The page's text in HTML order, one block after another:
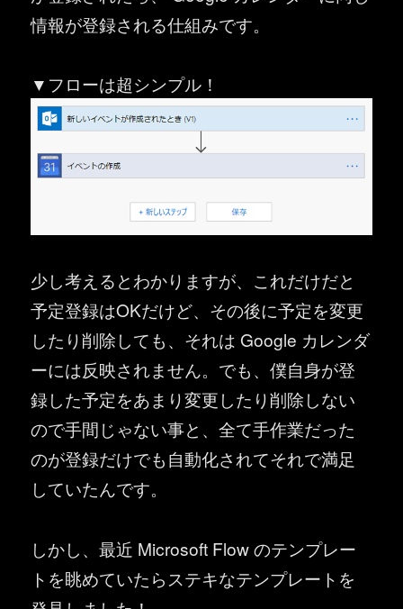
情報が登録される仕組みです。
▼フローは超シンプル！
少し考えるとわかりますが、これだけだと
予定登録はOKだけど、その後に予定を変更
したり削除しても、それは Google カレンダ
ーには反映されません。でも、僕自身が登
録した予定をあまり変更したり削除しない
ので手間じゃない事と、全て手作業だった
のが登録だけでも自動化されてそれで満足
していたんです。
しかし、最近 Microsoft Flow のテンプレー
トを眺めていたらステキなテンプレートを